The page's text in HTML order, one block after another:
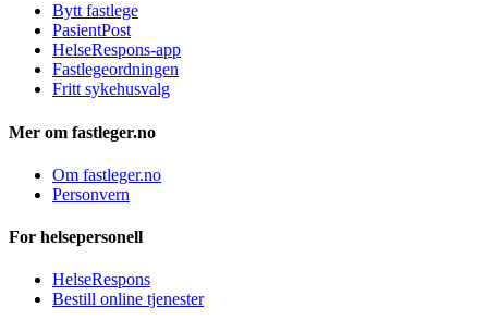
Bytt fastlege
PasientPost
HelseRespons-app
Fastlegeordningen
Fritt sykehusvalg
Mer om fastleger.no
Om fastleger.no
Personvern
For helsepersonell
HelseRespons
Bestill online tjenester